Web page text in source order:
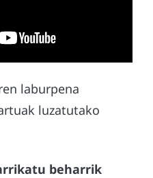
laburpena
luzatutako
beharrik